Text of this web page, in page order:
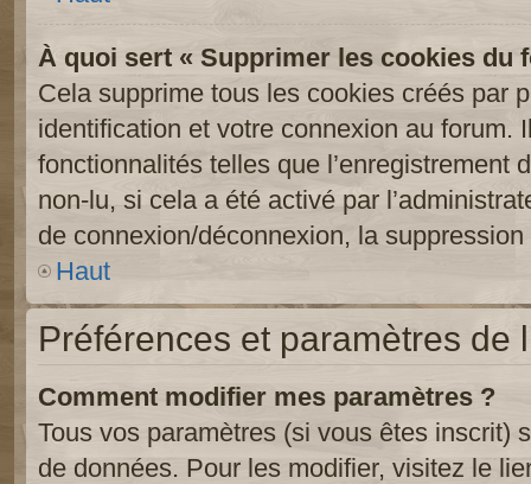
À quoi sert « Supprimer les cookies du
Cela supprime tous les cookies créés par
identification et votre connexion au forum.
fonctionnalités telles que l’enregistrement
non-lu, si cela a été activé par
de connexion/déconnexion, la
Haut
Préférences et paramètres de
Comment modifier mes paramètres ?
Tous vos paramètres (si vous êtes inscrit)
de données. Pour les modifier, visitez le